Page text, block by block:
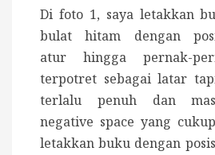
Di foto 1, saya letakkan
bulat hitam dengan
atur hingga pernak-
terpotret sebagai latar
terlalu penuh dan
negative space yang
letakkan buku dengan